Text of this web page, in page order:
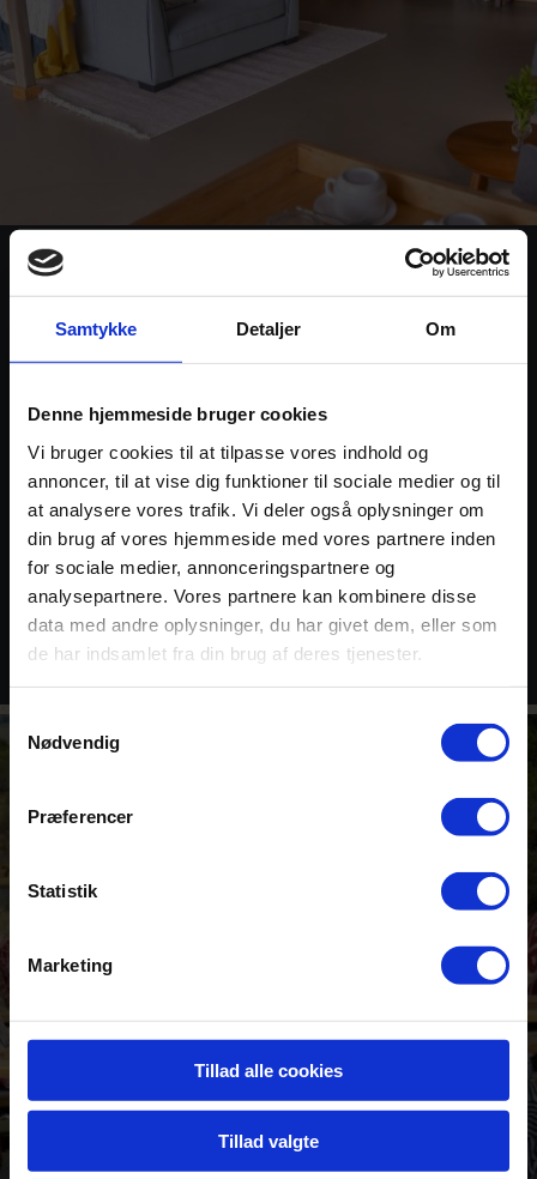
Samtykke Detaljer Om
Denne hjemmeside bruger cookies
Vi bruger cookies til at tilpasse vores indhold og
annoncer, til at vise dig funktioner til sociale medier og til
at analysere vores trafik. Vi deler også oplysninger om
din brug af vores hjemmeside med vores partnere inden
for sociale medier, annonceringspartnere og
analysepartnere. Vores partnere kan kombinere disse
data med andre oplysninger, du har givet dem, eller som
de har indsamlet fra din brug af deres tjenester.
Samtykkevalg
Nødvendig
Præferencer
Statistik
Marketing
Tillad alle cookies
Tillad valgte
Little Zebra River Camp
Little Zebra er en hyggelig camp med blot 9 safari telte.
campen ligger i Talek området. Der er swimmingpool,
opholdsområde og restaurant.
LÆS MERE OG SE FOTOS